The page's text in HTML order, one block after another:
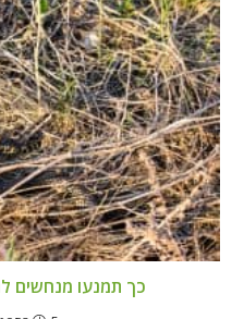
כך תמנעו מנחשים